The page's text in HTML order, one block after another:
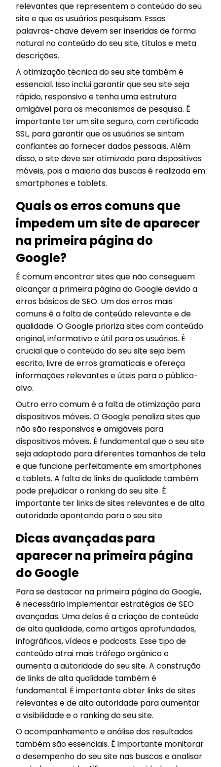
relevantes que representem o conteúdo do seu
site e que os usuários pesquisam. Essas
palavras-chave devem ser inseridas de forma
natural no conteúdo do seu site, títulos e meta
descrições.
A otimização técnica do seu site também é
essencial. Isso inclui garantir que seu site seja
rápido, responsivo e tenha uma estrutura
amigável para os mecanismos de pesquisa. É
importante ter um site seguro, com certificado
SSL, para garantir que os usuários se sintam
confiantes ao fornecer dados pessoais. Além
disso, o site deve ser otimizado para dispositivos
móveis, pois a maioria das buscas é realizada em
smartphones e tablets.
Quais os erros comuns que
impedem um site de aparecer
na primeira página do
Google?
É comum encontrar sites que não conseguem
alcançar a primeira página do Google devido a
erros básicos de SEO. Um dos erros mais
comuns é a falta de conteúdo relevante e de
qualidade. O Google prioriza sites com conteúdo
original, informativo e útil para os usuários. É
crucial que o conteúdo do seu site seja bem
escrito, livre de erros gramaticais e ofereça
informações relevantes e úteis para o público-
alvo.
Outro erro comum é a falta de otimização para
dispositivos móveis. O Google penaliza sites que
não são responsivos e amigáveis para
dispositivos móveis. É fundamental que o seu site
seja adaptado para diferentes tamanhos de tela
e que funcione perfeitamente em smartphones
e tablets. A falta de links de qualidade também
pode prejudicar o ranking do seu site. É
importante ter links de sites relevantes e de alta
autoridade apontando para o seu site.
Dicas avançadas para
aparecer na primeira página
do Google
Para se destacar na primeira página do Google,
é necessário implementar estratégias de SEO
avançadas. Uma delas é a criação de conteúdo
de alta qualidade, como artigos aprofundados,
infográficos, vídeos e podcasts. Esse tipo de
conteúdo atrai mais tráfego orgânico e
aumenta a autoridade do seu site. A construção
de links de alta qualidade também é
fundamental. É importante obter links de sites
relevantes e de alta autoridade para aumentar
a visibilidade e o ranking do seu site.
O acompanhamento e análise dos resultados
também são essenciais. É importante monitorar
o desempenho do seu site nas buscas e analisar